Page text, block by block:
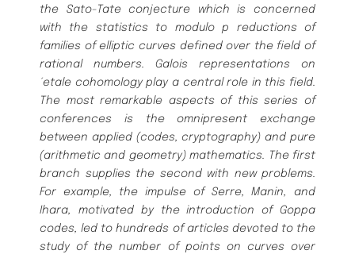
the Sato-Tate conjecture which is concerned
with the statistics to modulo p reductions of
families of elliptic curves defined over the field of
rational numbers. Galois representations on
´etale cohomology play a central role in this field.
The most remarkable aspects of this series of
conferences is the omnipresent exchange
between applied (codes, cryptography) and pure
(arithmetic and geometry) mathematics. The first
branch supplies the second with new problems.
For example, the impulse of Serre, Manin, and
Ihara, motivated by the introduction of Goppa
codes, led to hundreds of articles devoted to the
study of the number of points on curves over